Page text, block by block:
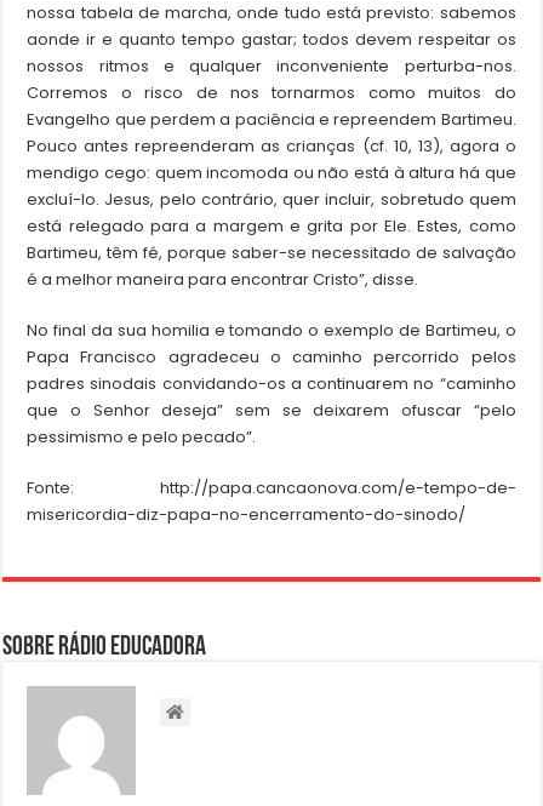
nossa tabela de marcha, onde tudo está previsto: sabemos
aonde ir e quanto tempo gastar; todos devem respeitar os
nossos ritmos e qualquer inconveniente perturba-nos.
Corremos o risco de nos tornarmos como muitos do
Evangelho que perdem a paciência e repreendem Bartimeu.
Pouco antes repreenderam as crianças (cf. 10, 13), agora o
mendigo cego: quem incomoda ou não está à altura há que
excluí-lo. Jesus, pelo contrário, quer incluir, sobretudo quem
está relegado para a margem e grita por Ele. Estes, como
Bartimeu, têm fé, porque saber-se necessitado de salvação
é a melhor maneira para encontrar Cristo”, disse.
No final da sua homilia e tomando o exemplo de Bartimeu, o
Papa Francisco agradeceu o caminho percorrido pelos
padres sinodais convidando-os a continuarem no “caminho
que o Senhor deseja” sem se deixarem ofuscar “pelo
pessimismo e pelo pecado”.
Fonte: http://papa.cancaonova.com/e-tempo-de-
misericordia-diz-papa-no-encerramento-do-sinodo/
Sobre Rádio Educadora